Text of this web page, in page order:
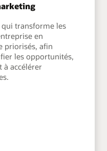
transforme les
en
priorisés, afin
les opportunités,
à accélérer